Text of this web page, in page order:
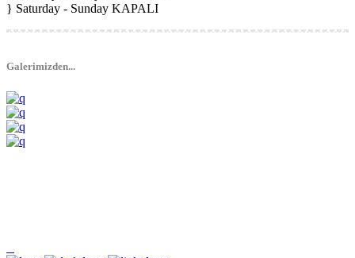
Saturday - Sunday KAPALI
Galerimizden...